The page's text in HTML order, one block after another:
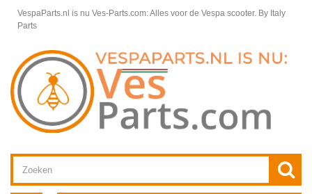
VespaParts.nl is nu Ves-Parts.com: Alles voor de Vespa scooter. By Italy
Parts